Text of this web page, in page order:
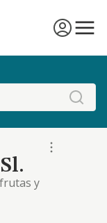
y
raices y